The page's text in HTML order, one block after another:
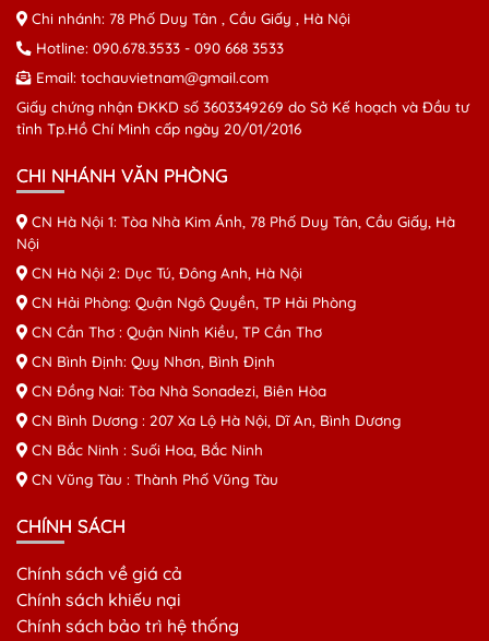
Chi nhánh: 78 Phố Duy Tân , Cầu Giấy , Hà Nội
Hotline: 090.678.3533 - 090 668 3533
Email: tochauvietnam@gmail.com
Giấy chứng nhận ĐKKD số 3603349269 do Sở Kế hoạch và Đầu tư
tỉnh Tp.Hồ Chí Minh cấp ngày 20/01/2016
CHI NHÁNH VĂN PHÒNG
CN Hà Nội 1: Tòa Nhà Kim Ánh, 78 Phố Duy Tân, Cầu Giấy, Hà
Nội
CN Hà Nội 2: Dục Tú, Đông Anh, Hà Nội
CN Hải Phòng: Quận Ngô Quyền, TP Hải Phòng
CN Cần Thơ : Quận Ninh Kiều, TP Cần Thơ
CN Bình Định: Quy Nhơn, Bình Định
CN Đồng Nai: Tòa Nhà Sonadezi, Biên Hòa
CN Bình Dương : 207 Xa Lộ Hà Nội, Dĩ An, Bình Dương
CN Bắc Ninh : Suối Hoa, Bắc Ninh
CN Vũng Tàu : Thành Phố Vũng Tàu
CHÍNH SÁCH
Chính sách về giá cả
Chính sách khiếu nại
Chính sách bảo trì hệ thống